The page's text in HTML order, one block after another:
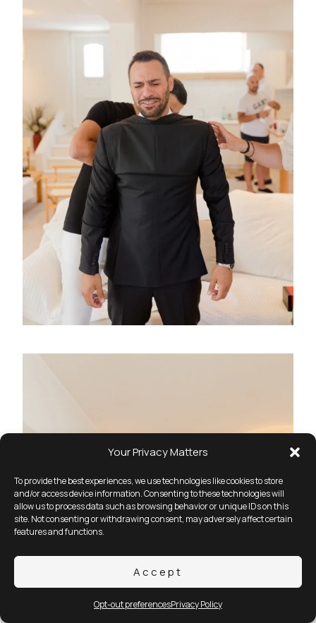
Your Privacy Matters
To provide the best experiences, we use technologies like cookies to store
and/or access device information. Consenting to these technologies will
allow us to process data such as browsing behavior or unique IDs on this
site. Not consenting or withdrawing consent, may adversely affect certain
features and functions.
Accept
Opt-out preferencesPrivacy Policy